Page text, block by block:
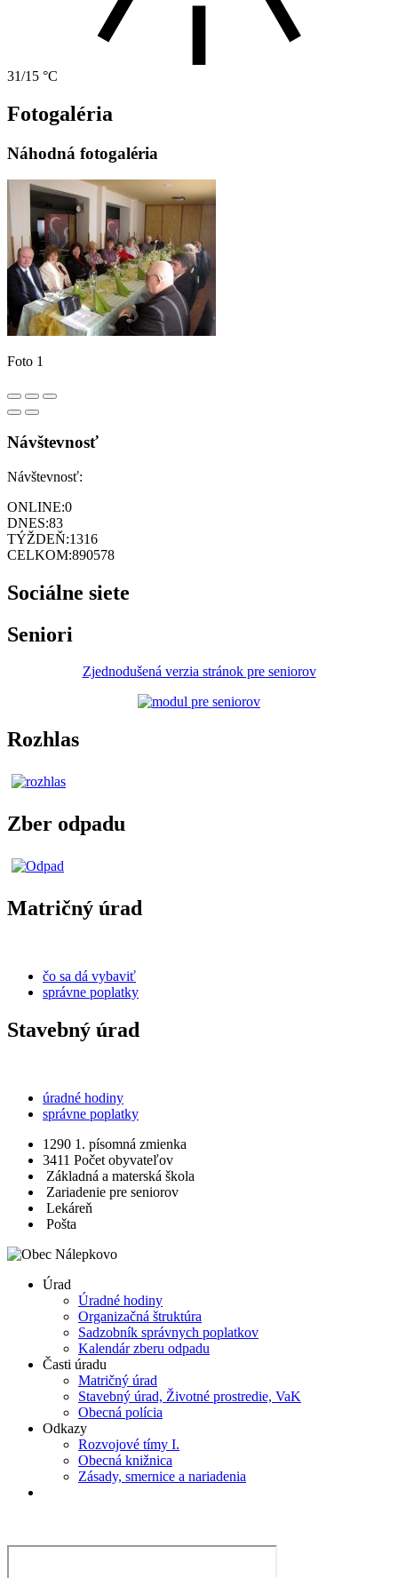
31/15 °C
Fotogaléria
Náhodná fotogaléria
Foto 1
Návštevnosť
Návštevnosť:
ONLINE:0
DNES:83
TÝŽDEŇ:1316
CELKOM:890578
Sociálne siete
Seniori
Zjednodušená verzia stránok pre seniorov
Rozhlas
Zber odpadu
Matričný úrad
čo sa dá vybaviť
správne poplatky
Stavebný úrad
úradné hodiny
správne poplatky
1290 1. písomná zmienka
3411 Počet obyvateľov
Základná a materská škola
Zariadenie pre seniorov
Lekáreň
Pošta
Úrad
Úradné hodiny
Organizačná štruktúra
Sadzobník správnych poplatkov
Kalendár zberu odpadu
Časti úradu
Matričný úrad
Stavebný úrad, Životné prostredie, VaK
Obecná polícia
Odkazy
Rozvojové tímy I.
Obecná knižnica
Zásady, smernice a nariadenia